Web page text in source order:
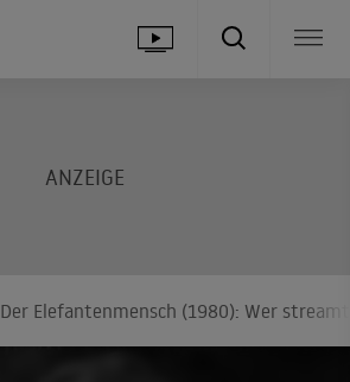
Der Elefantenmensch (1980): Wer